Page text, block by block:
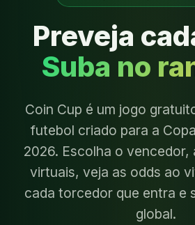
Preveja
Suba no
Coin Cup é um jogo
futebol criado para a
2026. Escolha o vencedor,
virtuais, veja as odds ao
cada torcedor que entra e
global.